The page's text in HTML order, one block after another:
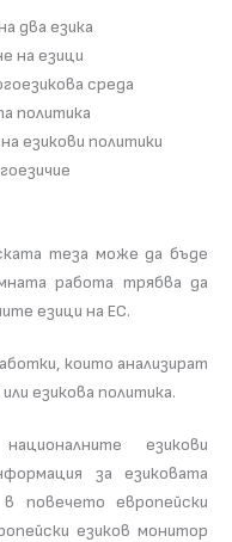
два езика
на езици
среда
политика
езикови политики
теза може да бъде
работа трябва да
езици на ЕС.
които анализират
езикова политика.
езикови
за езиковата
повечето европейски
езиков монитор